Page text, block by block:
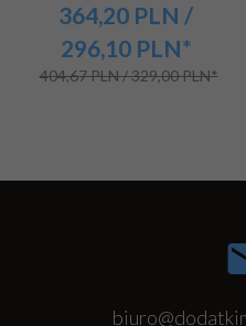
364,20 PLN /
296,10 PLN*
404,67 PLN / 329,00 PLN*